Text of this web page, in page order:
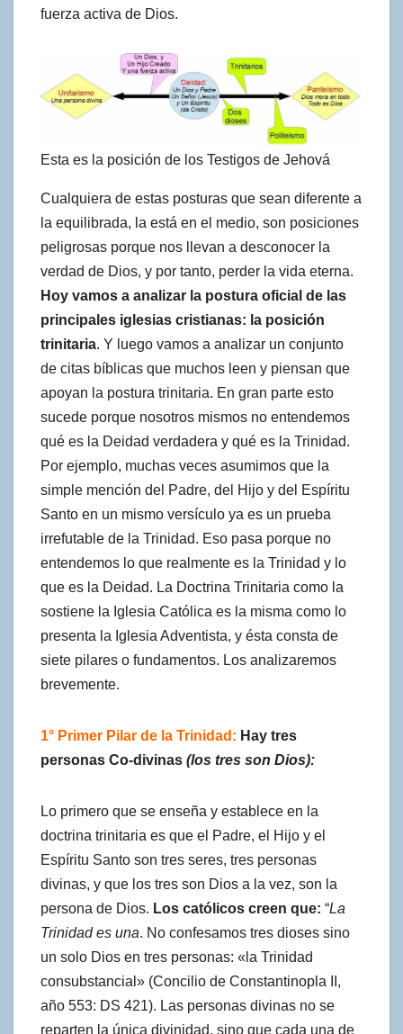
fuerza activa de Dios.
Esta es la posición de los Testigos de Jehová
Cualquiera de estas posturas que sean diferente a
la equilibrada, la está en el medio, son posiciones
peligrosas porque nos llevan a desconocer la
verdad de Dios, y por tanto, perder la vida eterna.
Hoy vamos a analizar la postura oficial de las
principales iglesias cristianas: la posición
trinitaria. Y luego vamos a analizar un conjunto
de citas bíblicas que muchos leen y piensan que
apoyan la postura trinitaria. En gran parte esto
sucede porque nosotros mismos no entendemos
qué es la Deidad verdadera y qué es la Trinidad.
Por ejemplo, muchas veces asumimos que la
simple mención del Padre, del Hijo y del Espíritu
Santo en un mismo versículo ya es un prueba
irrefutable de la Trinidad. Eso pasa porque no
entendemos lo que realmente es la Trinidad y lo
que es la Deidad. La Doctrina Trinitaria como la
sostiene la Iglesia Católica es la misma como lo
presenta la Iglesia Adventista, y ésta consta de
siete pilares o fundamentos. Los analizaremos
brevemente.
1° Primer Pilar de la Trinidad: Hay tres
personas Co-divinas (los tres son Dios):
Lo primero que se enseña y establece en la
doctrina trinitaria es que el Padre, el Hijo y el
Espíritu Santo son tres seres, tres personas
divinas, y que los tres son Dios a la vez, son la
persona de Dios. Los católicos creen que: “La
Trinidad es una. No confesamos tres dioses sino
un solo Dios en tres personas: «la Trinidad
consubstancial» (Concilio de Constantinopla II,
año 553: DS 421). Las personas divinas no se
reparten la única divinidad, sino que cada una de